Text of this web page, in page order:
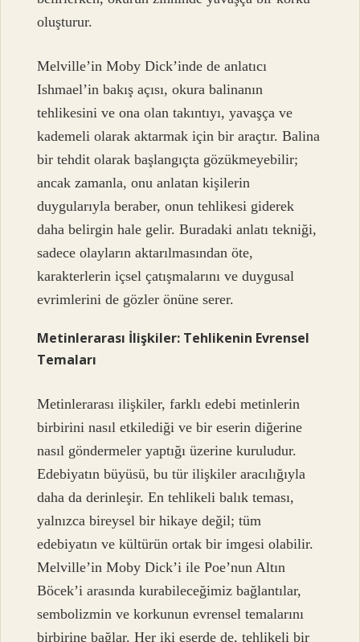
oluşturur.
Melville’in Moby Dick’inde de anlatıcı
Ishmael’in bakış açısı, okura balinanın
tehlikesini ve ona olan takıntıyı, yavaşça ve
kademeli olarak aktarmak için bir araçtır. Balina
bir tehdit olarak başlangıçta gözükmeyebilir;
ancak zamanla, onu anlatan kişilerin
duygularıyla beraber, onun tehlikesi giderek
daha belirgin hale gelir. Buradaki anlatı tekniği,
sadece olayların aktarılmasından öte,
karakterlerin içsel çatışmalarını ve duygusal
evrimlerini de gözler önüne serer.
Metinlerarası İlişkiler: Tehlikenin Evrensel
Temaları
Metinlerarası ilişkiler, farklı edebi metinlerin
birbirini nasıl etkilediği ve bir eserin diğerine
nasıl göndermeler yaptığı üzerine kuruludur.
Edebiyatın büyüsü, bu tür ilişkiler aracılığıyla
daha da derinleşir. En tehlikeli balık teması,
yalnızca bireysel bir hikaye değil; tüm
edebiyatın ve kültürün ortak bir imgesi olabilir.
Melville’in Moby Dick’i ile Poe’nun Altın
Böcek’i arasında kurabileceğimiz bağlantılar,
sembolizmin ve korkunun evrensel temalarını
birbirine bağlar. Her iki eserde de, tehlikeli bir